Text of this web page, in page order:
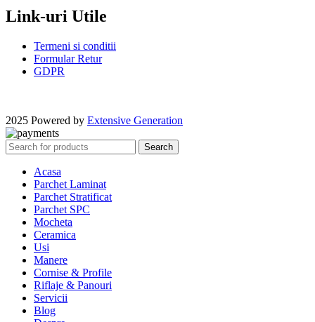
Link-uri Utile
Termeni si conditii
Formular Retur
GDPR
2025 Powered by Extensive Generation
Search
Acasa
Parchet Laminat
Parchet Stratificat
Parchet SPC
Mocheta
Ceramica
Usi
Manere
Cornise & Profile
Riflaje & Panouri
Servicii
Blog